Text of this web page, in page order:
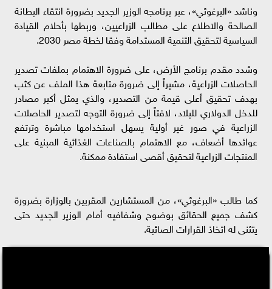
وناشد «البرغوثي»، عبر برنامجه الوزير الجديد بضرورة انتقاء البطانة
الصالحة والاطلاع على مطالب الزراعيين، وربطها بأحلام القيادة
السياسية لتحقيق التنمية المستدامة وفقا لخطة مصر 2030.
وشدد مقدم برنامج الأرض، على ضرورة الاهتمام بملفات تصدير
الحاصلات الزراعية، مشيراً إلى ضرورة متابعة هذا الملف عن كثب
بهدف تحقيق أعلى قيمة من التصدير، والذي يمثل أكبر مصادر
للدخل الدولاري للبلاد، لافتاً إلى ضرورة التوجه لتصدير الحاصلات
الزراعية في صور غير أولية يسهل استخدامها مباشرة وترتفع
عوائدها أضعاف، مع الاهتمام بالصناعات الغذائية المبنية على
المنتجات الزراعية لتحقيق أقصى استفادة ممكنة.
كما طالب «البرغوثي»، من المستشارين المقربين بالوزارة بضرورة
كشف جميع الحقائق بوضوح وشفافيه أمام الوزير الجديد حتى
يتثنى له اتخاذ القرارات الصائبة.